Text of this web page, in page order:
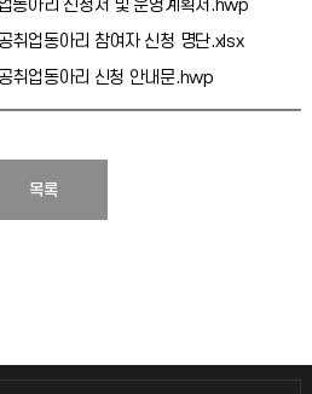
동아리 신청서 및 운영계획서.hwp
취업동아리 참여자 신청 명단.xlsx
취업동아리 신청 안내문.hwp
목록